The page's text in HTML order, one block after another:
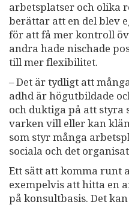
arbetsplatser och olika
berättar att en del blev
för att få mer kontroll
andra hade nischade
till mer flexibilitet.
– Det är tydligt att
adhd är högutbildade
och duktiga på att styra
varken vill eller kan
som styr många
sociala och det
Ett sätt att komma runt
exempelvis att hitta en
på konsultbasis. Det